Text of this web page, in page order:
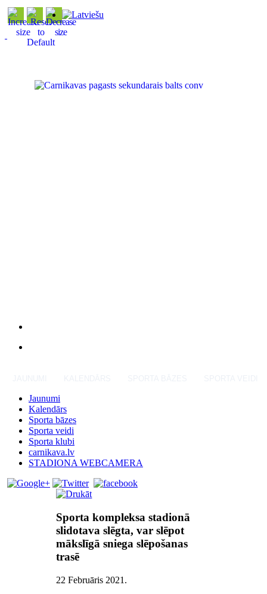
Jaunumi
Kalendārs
Sporta bāzes
Sporta veidi
Sporta klubi
carnikava.lv
STADIONA WEBCAMERA
Sporta kompleksa stadionā
slidotava slēgta, var slēpot
mākslīgā sniega slēpošanas
trasē
22 Februāris 2021 .